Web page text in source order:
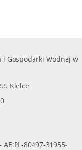
i Gospodarki Wodnej w
Kielce
80497-31955-